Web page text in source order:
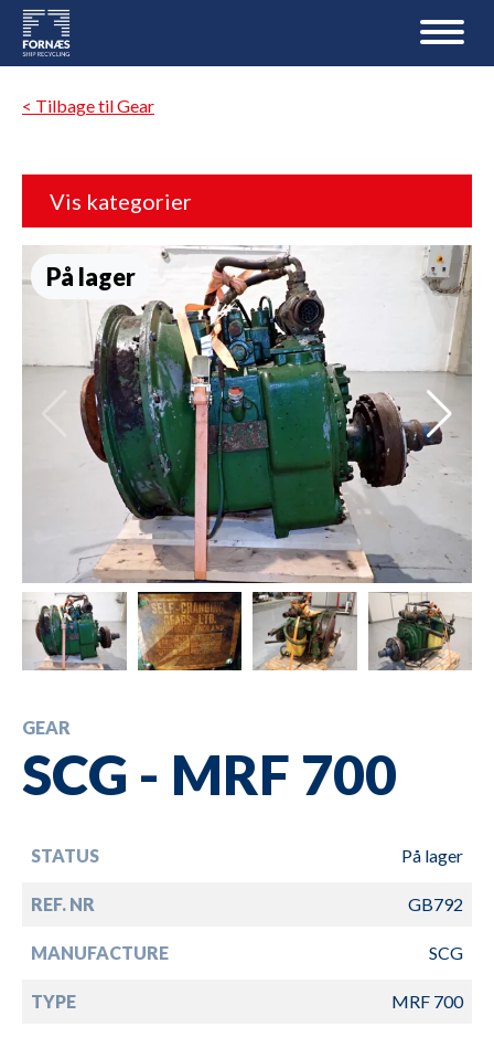
< Tilbage til Gear
Vis kategorier
På lager
GEAR
SCG - MRF 700
STATUS På lager
REF. NR GB792
MANUFACTURE SCG
TYPE MRF 700